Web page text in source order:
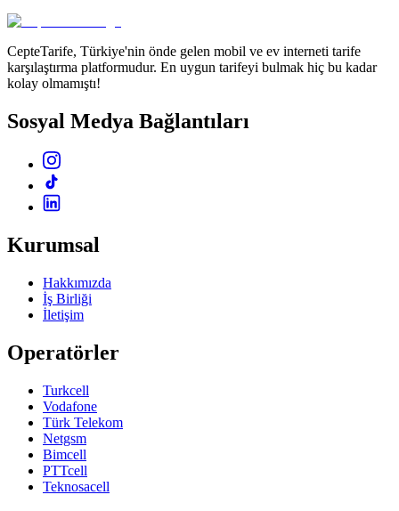
CepteTarife, Türkiye'nin önde gelen mobil ve ev interneti tarife
karşılaştırma platformudur. En uygun tarifeyi bulmak hiç bu kadar
kolay olmamıştı!
Sosyal Medya Bağlantıları
Kurumsal
Hakkımızda
İş Birliği
İletişim
Operatörler
Turkcell
Vodafone
Türk Telekom
Netgsm
Bimcell
PTTcell
Teknosacell